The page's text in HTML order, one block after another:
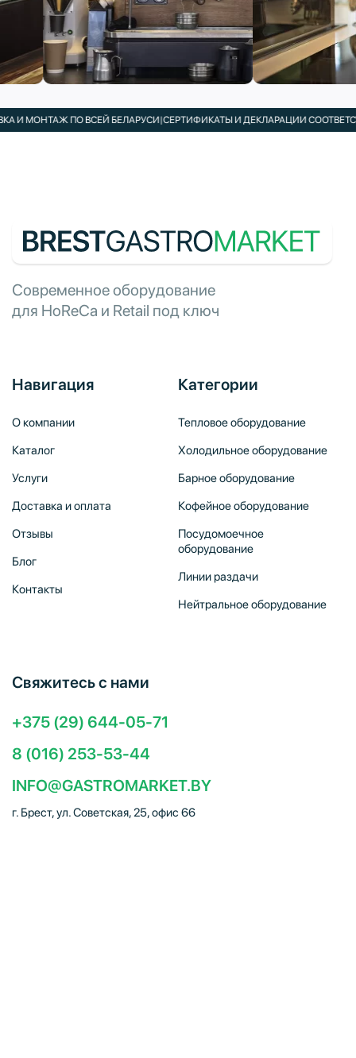
И МОНТАЖ ПО ВСЕЙ БЕЛАРУСИ|СЕРТИФИКАТЫ И ДЕКЛАРАЦИИ
Современное оборудование
для HoReCa и Retail под ключ
Навигация
О компании
Каталог
Услуги
Доставка и оплата
Отзывы
Блог
Контакты
Категории
Тепловое оборудование
Холодильное оборудование
Барное оборудование
Кофейное оборудование
Посудомоечное
оборудование
Линии раздачи
Нейтральное оборудование
Свяжитесь с нами
+375 (29) 644-05-71
8 (016) 253-53-44
INFO@GASTROMARKET.BY
г. Брест, ул. Советская, 25, офис 66